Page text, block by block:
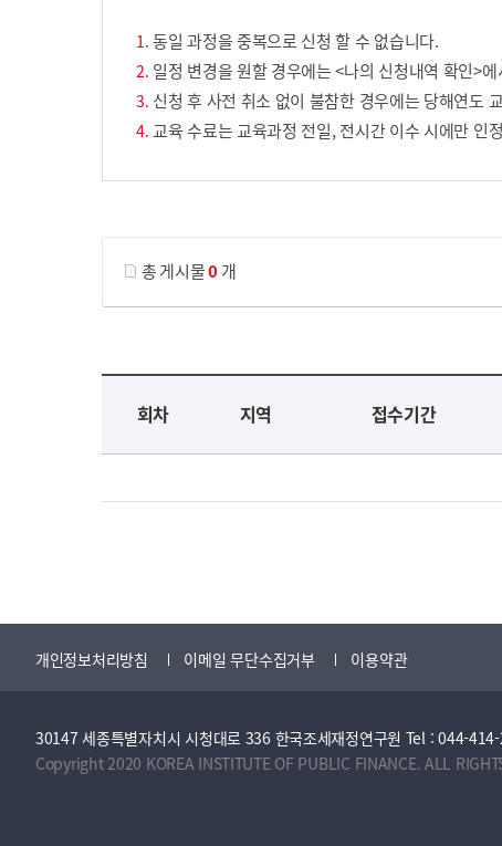
동일 과정을 중복으로 신청 할 수 없습니다.
일정 변경을 원할 경우에는 <나의 신청내역 확인>
신청 후 사전 취소 없이 불참한 경우에는 당해연도
교육 수료는 교육과정 전일, 전시간 이수 시에만 인
총 게시물0개
교육신청 목록을 나타낸 표로 회차, 지역, 접수기간, 교육기간, 교육장소, 신청인원/모집인원, 상태로 나뉘어 설명합니다.
회차 지역 접수기간
개인정보처리방침 이메일 무단수집거부 이용약관
30147 세종특별자치시 시청대로 336 한국조세재정연구원 Tel : 044-
Copyright 2020 KOREA INSTITUTE OF PUBLIC FINANCE. ALL